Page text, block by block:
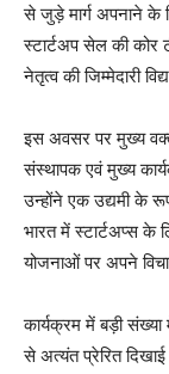
से जुड़े मार्ग अपनाने के
स्टार्टअप सेल की कोर
नेतृत्व की जिम्मेदारी
इस अवसर पर मुख्य
संस्थापक एवं मुख्य
उन्होंने एक उद्यमी के
भारत में स्टार्टअप्स के
योजनाओं पर अपने
कार्यक्रम में बड़ी संख्या
से अत्यंत प्रेरित दिखाई